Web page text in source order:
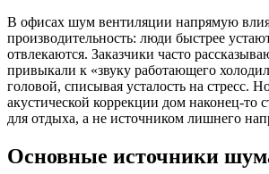
В офисах шум вентиляции напрямую
производительность: люди быстрее
отвлекаются. Заказчики часто
привыкали к «звуку работающего
головой, списывая усталость на стресс.
акустической коррекции дом наконец-то
для отдыха, а не источником лишнего
Основные источники